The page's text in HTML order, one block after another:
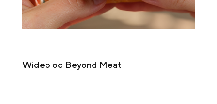
Wideo od Beyond Meat